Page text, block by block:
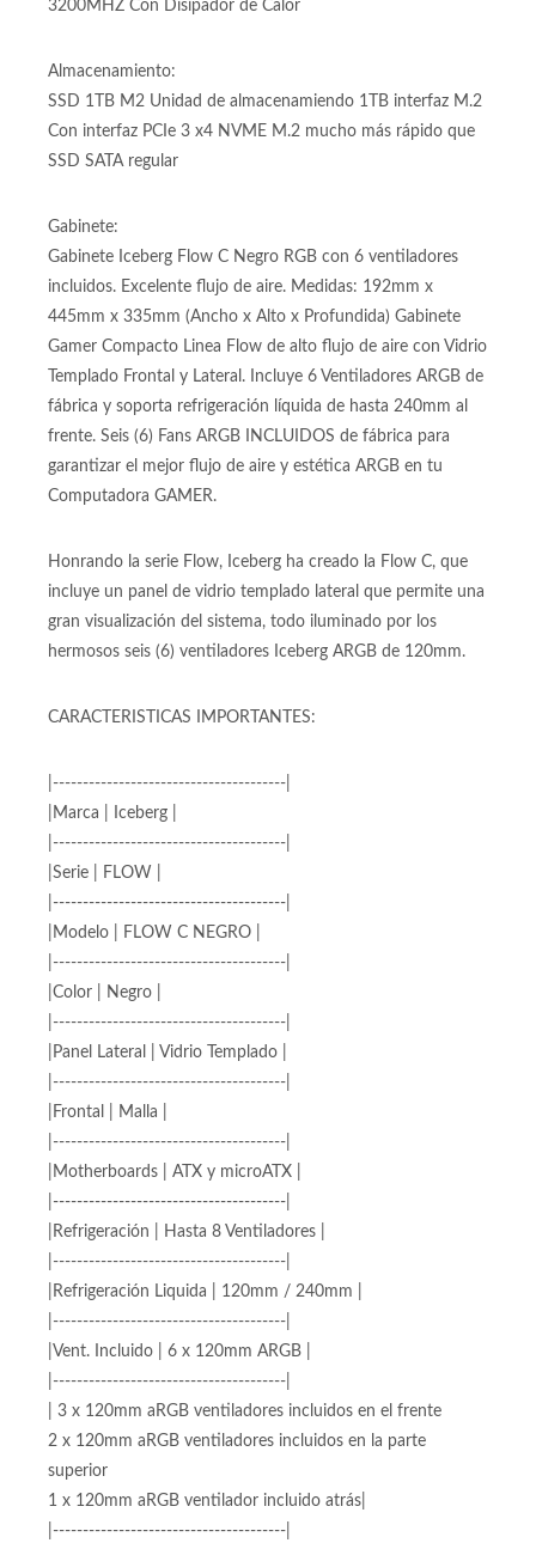
Memoria Ram DDR4 8GB (1 x 8GB) Velocidad de
3200MHZ Con Disipador de Calor
Almacenamiento:
Con interfaz PCIe 3 x4 NVME M.2 mucho más rápido que
SSD SATA regular
Gabinete:
Gabinete Iceberg Flow C Negro RGB con 6 ventiladores
incluidos. Excelente flujo de aire. Medidas: 192mm x
445mm x 335mm (Ancho x Alto x Profundida) Gabinete
Gamer Compacto Linea Flow de alto flujo de aire con Vidrio
Templado Frontal y Lateral. Incluye 6 Ventiladores ARGB de
fábrica y soporta refrigeración líquida de hasta 240mm al
garantizar el mejor flujo de aire y estética ARGB en tu
Computadora GAMER.
Honrando la serie Flow, Iceberg ha creado la Flow C, que
gran visualización del sistema, todo iluminado por los
CARACTERISTICAS IMPORTANTES:
|---------------------------------------|
|Marca | Iceberg |
|---------------------------------------|
|Serie | FLOW |
|---------------------------------------|
|Modelo | FLOW C NEGRO |
|---------------------------------------|
|Color | Negro |
|---------------------------------------|
|Panel Lateral | Vidrio Templado |
|---------------------------------------|
|Frontal | Malla |
|---------------------------------------|
|Motherboards | ATX y microATX |
|---------------------------------------|
|Refrigeración | Hasta 8 Ventiladores |
|---------------------------------------|
|Refrigeración Liquida | 120mm / 240mm |
|---------------------------------------|
|Vent. Incluido | 6 x 120mm ARGB |
|---------------------------------------|
| 3 x 120mm aRGB ventiladores incluidos en el frente
2 x 120mm aRGB ventiladores incluidos en la parte